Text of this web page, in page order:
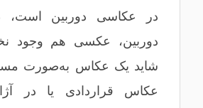
در عکاسی دوربین است،
دوربین، عکسی هم وجود
شاید یک عکاس به‌صورت
عکاس قراردادی یا در